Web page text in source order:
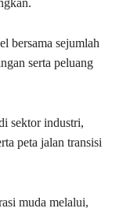
bersama sejumlah
serta peluang
sektor industri,
peta jalan transisi
muda melalui,